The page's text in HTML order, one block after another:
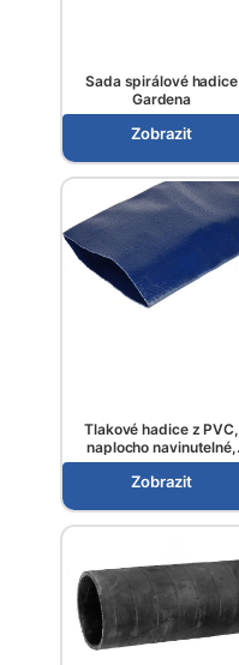
Sada spirálové hadice
Gardena
Zobrazit
Tlakové hadice z PVC,
naplocho navinutelné,
modré
Zobrazit